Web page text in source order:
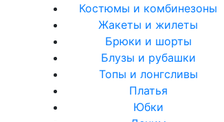
Костюмы и комбинезоны
Жакеты и жилеты
Брюки и шорты
Блузы и рубашки
Топы и лонгсливы
Платья
Юбки